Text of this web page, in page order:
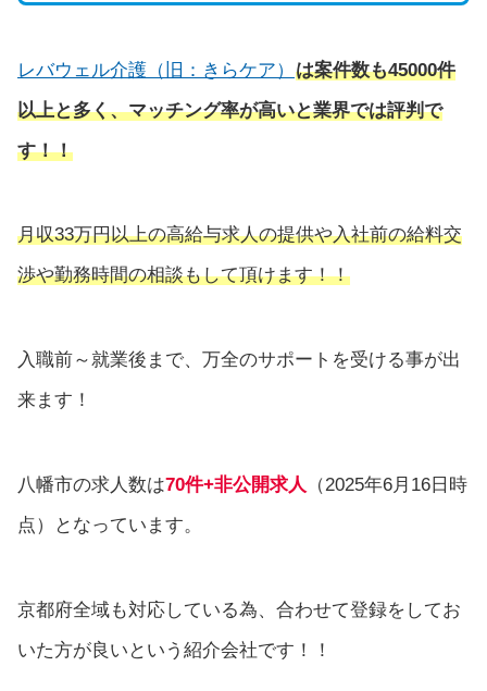
レバウェル介護（旧：きらケア） は案件数も45000件
以上と多く、マッチング率が高いと業界では評判で
す！！
月収33万円以上の高給与求人の提供や入社前の給料交
渉や勤務時間の相談もして頂けます！！
入職前～就業後まで、万全のサポートを受ける事が出
来ます！
八幡市の求人数は70件+非公開求人 （2025年6月16日時
点）となっています。
京都府全域も対応している為、合わせて登録をしてお
いた方が良いという紹介会社です！！